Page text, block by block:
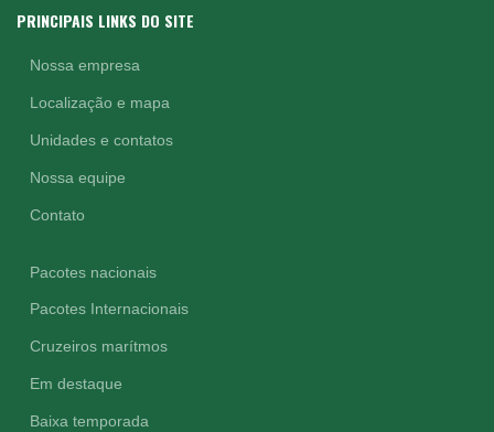
PRINCIPAIS LINKS DO SITE
Nossa empresa
Localização e mapa
Unidades e contatos
Nossa equipe
Contato
Pacotes nacionais
Pacotes Internacionais
Cruzeiros marítmos
Em destaque
Baixa temporada